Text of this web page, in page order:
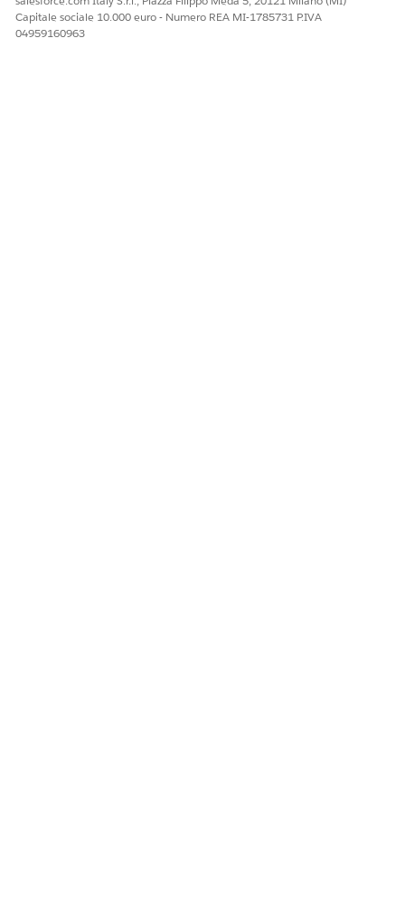
QUESTO ARTICOLO HA RISOLTO IL PROBLEMA?
Capitale sociale 10.000 euro - Numero REA MI-1785731 P.IVA
04959160963